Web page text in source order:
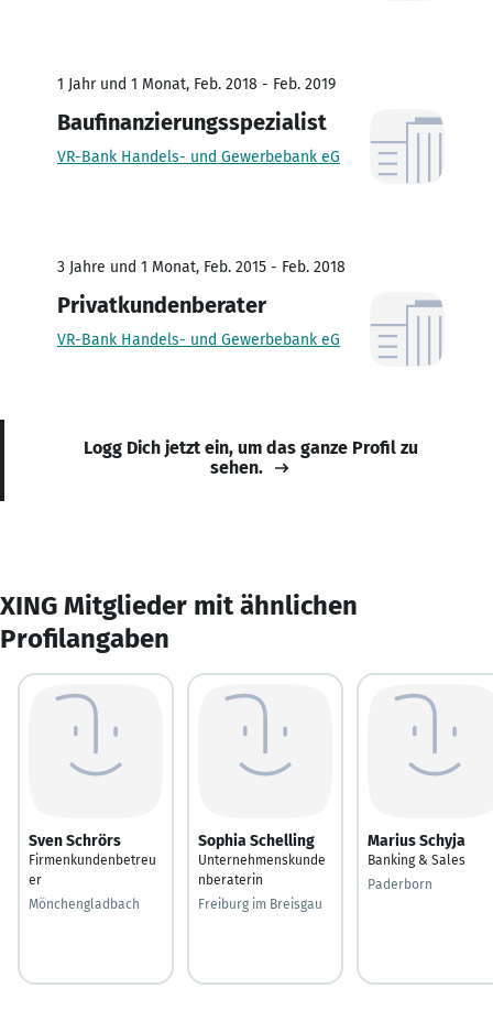
1 Jahr und 1 Monat, Feb. 2018 - Feb. 2019
Baufinanzierungsspezialist
VR-Bank Handels- und Gewerbebank eG
3 Jahre und 1 Monat, Feb. 2015 - Feb. 2018
Privatkundenberater
VR-Bank Handels- und Gewerbebank eG
Logg Dich jetzt ein, um das ganze Profil zu
sehen.
XING Mitglieder mit ähnlichen
Profilangaben
Sven Schrörs
Firmenkundenbetreu
er
Mönchengladbach
Sophia Schelling
Unternehmenskunde
nberaterin
Freiburg im Breisgau
Marius Schyja
Banking & Sales
Paderborn